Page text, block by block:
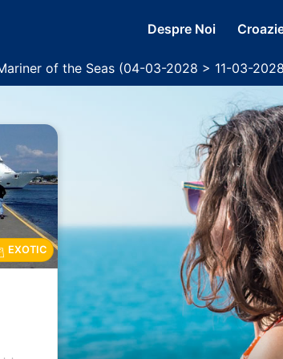
Despre Noi
of the Seas (04-03-2028 > 11-03-
EXOTIC